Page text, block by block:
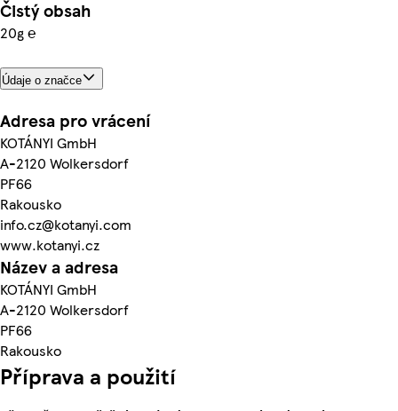
Čistý obsah
20g ℮
Údaje o značce
Adresa pro vrácení
KOTÁNYI GmbH
A-2120 Wolkersdorf
PF66
Rakousko
info.cz@kotanyi.com
www.kotanyi.cz
Název a adresa
KOTÁNYI GmbH
A-2120 Wolkersdorf
PF66
Rakousko
Příprava a použití